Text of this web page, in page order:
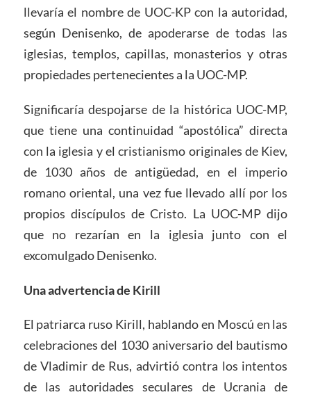
llevaría el nombre de UOC-KP con la autoridad,
según Denisenko, de apoderarse de todas las
iglesias, templos, capillas, monasterios y otras
propiedades pertenecientes a la UOC-MP.
Significaría despojarse de la histórica UOC-MP,
que tiene una continuidad “apostólica” directa
con la iglesia y el cristianismo originales de Kiev,
de 1030 años de antigüedad, en el imperio
romano oriental, una vez fue llevado allí por los
propios discípulos de Cristo. La UOC-MP dijo
que no rezarían en la iglesia junto con el
excomulgado Denisenko.
Una advertencia de Kirill
El patriarca ruso Kirill, hablando en Moscú en las
celebraciones del 1030 aniversario del bautismo
de Vladimir de Rus, advirtió contra los intentos
de las autoridades seculares de Ucrania de